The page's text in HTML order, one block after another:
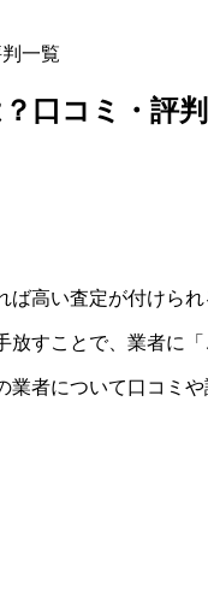
一覧
口コミ・評
高い査定が付けられ
すことで、業者に
業者について口コ